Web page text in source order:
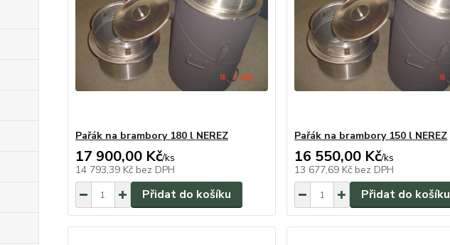
Pařák na brambory 180 l NEREZ
17 900,00 Kč/ks
14 793,39 Kč bez DPH
Přidat do košíku
Pařák na brambory 150 l NEREZ
16 550,00 Kč/ks
13 677,69 Kč bez DPH
Přidat do košíku